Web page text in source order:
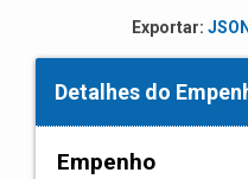
Exportar: JSON
Detalhes do
Empenho